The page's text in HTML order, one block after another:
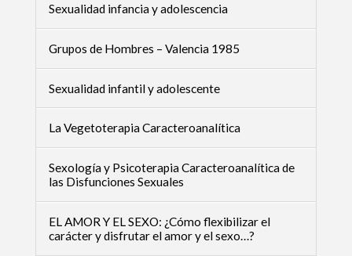
Sexualidad infancia y adolescencia
Grupos de Hombres – Valencia 1985
Sexualidad infantil y adolescente
La Vegetoterapia Caracteroanalítica
Sexología y Psicoterapia Caracteroanalítica de
las Disfunciones Sexuales
EL AMOR Y EL SEXO: ¿Cómo flexibilizar el
carácter y disfrutar el amor y el sexo…?